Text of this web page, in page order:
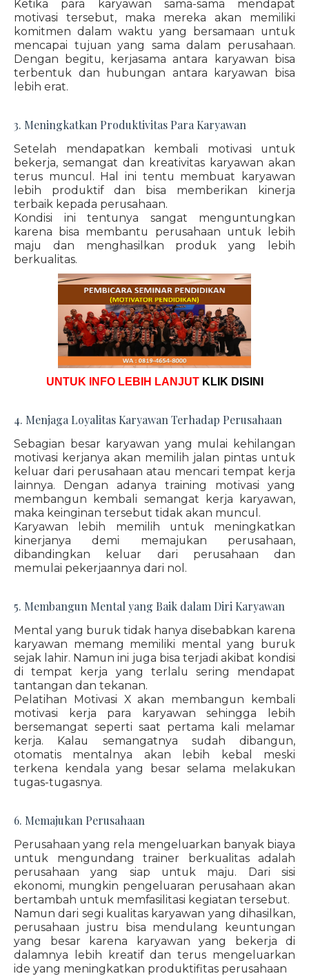
Ketika para karyawan sama-sama mendapat
motivasi tersebut, maka mereka akan memiliki
komitmen dalam waktu yang bersamaan untuk
mencapai tujuan yang sama dalam perusahaan.
Dengan begitu, kerjasama antara karyawan bisa
terbentuk dan hubungan antara karyawan bisa
lebih erat.
3. Meningkatkan Produktivitas Para Karyawan
Setelah mendapatkan kembali motivasi untuk
bekerja, semangat dan kreativitas karyawan akan
terus muncul. Hal ini tentu membuat karyawan
lebih produktif dan bisa memberikan kinerja
terbaik kepada perusahaan.
Kondisi ini tentunya sangat menguntungkan
karena bisa membantu perusahaan untuk lebih
maju dan menghasilkan produk yang lebih
berkualitas.
UNTUK INFO LEBIH LANJUT KLIK DISINI
4. Menjaga Loyalitas Karyawan Terhadap Perusahaan
Sebagian besar karyawan yang mulai kehilangan
motivasi kerjanya akan memilih jalan pintas untuk
keluar dari perusahaan atau mencari tempat kerja
lainnya. Dengan adanya training motivasi yang
membangun kembali semangat kerja karyawan,
maka keinginan tersebut tidak akan muncul.
Karyawan lebih memilih untuk meningkatkan
kinerjanya demi memajukan perusahaan,
dibandingkan keluar dari perusahaan dan
memulai pekerjaannya dari nol.
5. Membangun Mental yang Baik dalam Diri Karyawan
Mental yang buruk tidak hanya disebabkan karena
karyawan memang memiliki mental yang buruk
sejak lahir. Namun ini juga bisa terjadi akibat kondisi
di tempat kerja yang terlalu sering mendapat
tantangan dan tekanan.
Pelatihan Motivasi X akan membangun kembali
motivasi kerja para karyawan sehingga lebih
bersemangat seperti saat pertama kali melamar
kerja. Kalau semangatnya sudah dibangun,
otomatis mentalnya akan lebih kebal meski
terkena kendala yang besar selama melakukan
tugas-tugasnya.
6. Memajukan Perusahaan
Perusahaan yang rela mengeluarkan banyak biaya
untuk mengundang trainer berkualitas adalah
perusahaan yang siap untuk maju. Dari sisi
ekonomi, mungkin pengeluaran perusahaan akan
bertambah untuk memfasilitasi kegiatan tersebut.
Namun dari segi kualitas karyawan yang dihasilkan,
perusahaan justru bisa mendulang keuntungan
yang besar karena karyawan yang bekerja di
dalamnya lebih kreatif dan terus mengeluarkan
ide yang meningkatkan produktifitas perusahaan